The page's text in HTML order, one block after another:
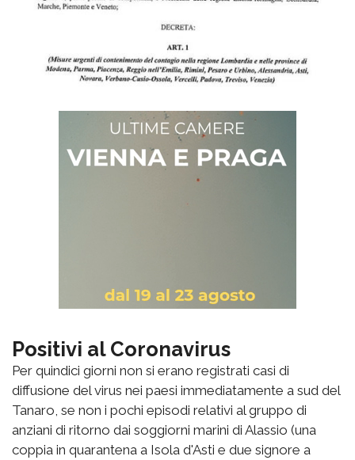
Positivi al Coronavirus
Per quindici giorni non si erano registrati casi di
diffusione del virus nei paesi immediatamente a sud del
Tanaro, se non i pochi episodi relativi al gruppo di
anziani di ritorno dai soggiorni marini di Alassio (una
coppia in quarantena a Isola d'Asti e due signore a